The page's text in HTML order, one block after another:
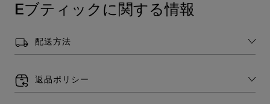
Eブティックに関する情報
配送方法
返品ポリシー